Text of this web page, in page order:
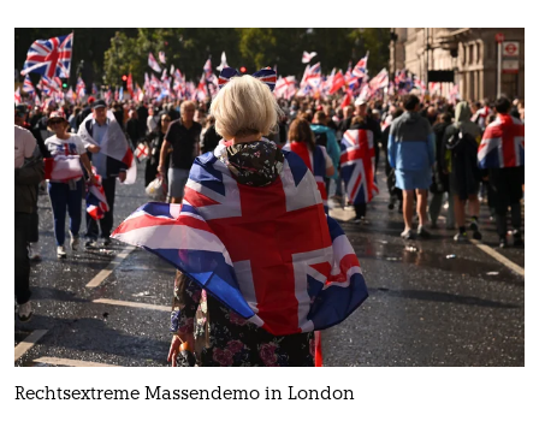
Rechtsextreme Massendemo in London